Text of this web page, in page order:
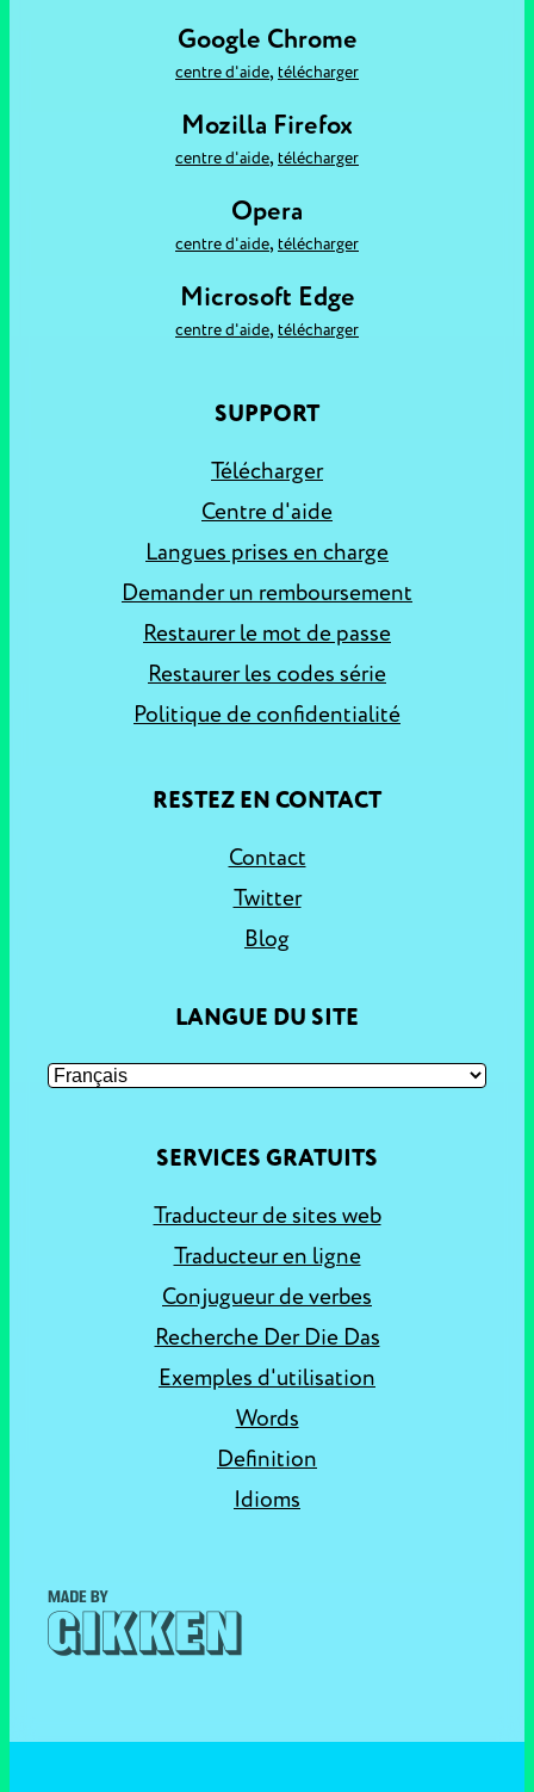
Google Chrome
centre d'aide, télécharger
Mozilla Firefox
centre d'aide, télécharger
Opera
centre d'aide, télécharger
Microsoft Edge
centre d'aide, télécharger
SUPPORT
Télécharger
Centre d'aide
Langues prises en charge
Demander un remboursement
Restaurer le mot de passe
Restaurer les codes série
Politique de confidentialité
RESTEZ EN CONTACT
Contact
Twitter
Blog
LANGUE DU SITE
SERVICES GRATUITS
Traducteur de sites web
Traducteur en ligne
Conjugueur de verbes
Recherche Der Die Das
Exemples d'utilisation
Words
Definition
Idioms